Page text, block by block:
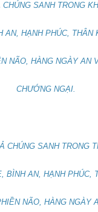
SANH TRONG
AN, HẠNH PHÚC, THÂN
NÃO, HÀNG NGÀY AN
CHƯỚNG NGẠI.
CHÚNG SANH TRONG
BÌNH AN, HẠNH PHÚC,
NÃO, HÀNG NGÀY